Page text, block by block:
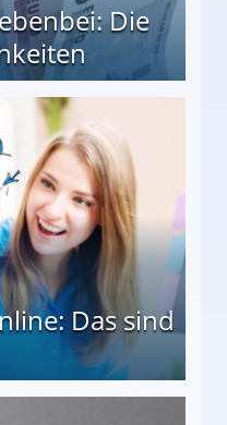
Die
Das sind